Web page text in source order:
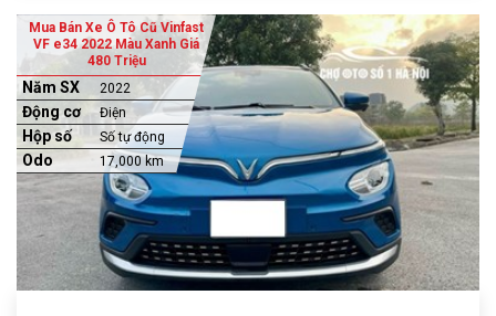
Mua Bán Xe Ô Tô Cũ Vinfast
VF e34 2022 Màu Xanh Giá
480 Triệu
Năm SX 2022
Động cơ Điện
Hộp số Số tự động
Odo 17,000 km